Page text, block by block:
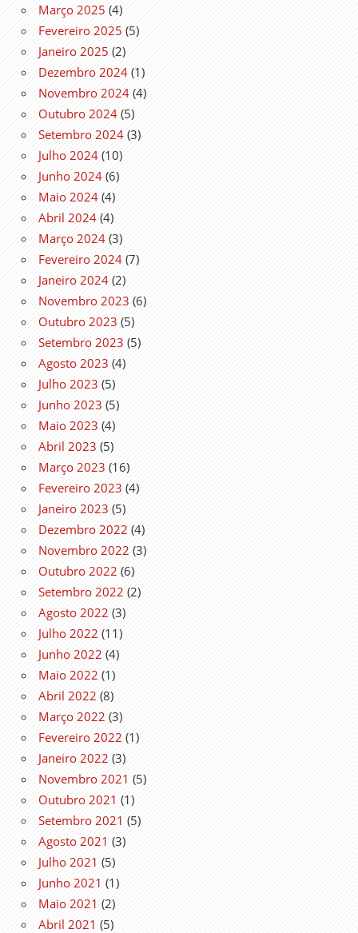
Março 2025 (4)
Fevereiro 2025 (5)
Janeiro 2025 (2)
Dezembro 2024 (1)
Novembro 2024 (4)
Outubro 2024 (5)
Setembro 2024 (3)
Julho 2024 (10)
Junho 2024 (6)
Maio 2024 (4)
Abril 2024 (4)
Março 2024 (3)
Fevereiro 2024 (7)
Janeiro 2024 (2)
Novembro 2023 (6)
Outubro 2023 (5)
Setembro 2023 (5)
Agosto 2023 (4)
Julho 2023 (5)
Junho 2023 (5)
Maio 2023 (4)
Abril 2023 (5)
Março 2023 (16)
Fevereiro 2023 (4)
Janeiro 2023 (5)
Dezembro 2022 (4)
Novembro 2022 (3)
Outubro 2022 (6)
Setembro 2022 (2)
Agosto 2022 (3)
Julho 2022 (11)
Junho 2022 (4)
Maio 2022 (1)
Abril 2022 (8)
Março 2022 (3)
Fevereiro 2022 (1)
Janeiro 2022 (3)
Novembro 2021 (5)
Outubro 2021 (1)
Setembro 2021 (5)
Agosto 2021 (3)
Julho 2021 (5)
Junho 2021 (1)
Maio 2021 (2)
Abril 2021 (5)